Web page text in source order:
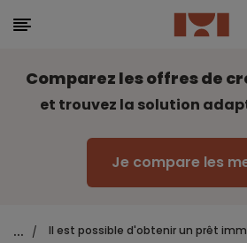
Comparez les offres de
et trouvez la solution
Je compare les
... / Il est possible d'obtenir un prêt